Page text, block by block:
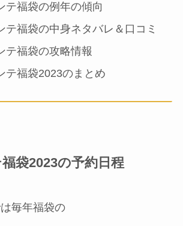
テ福袋の例年の傾向
テ福袋の中身ネタバレ＆口コミ
テ福袋の攻略情報
テ福袋2023のまとめ
袋2023の予約日程
毎年福袋の